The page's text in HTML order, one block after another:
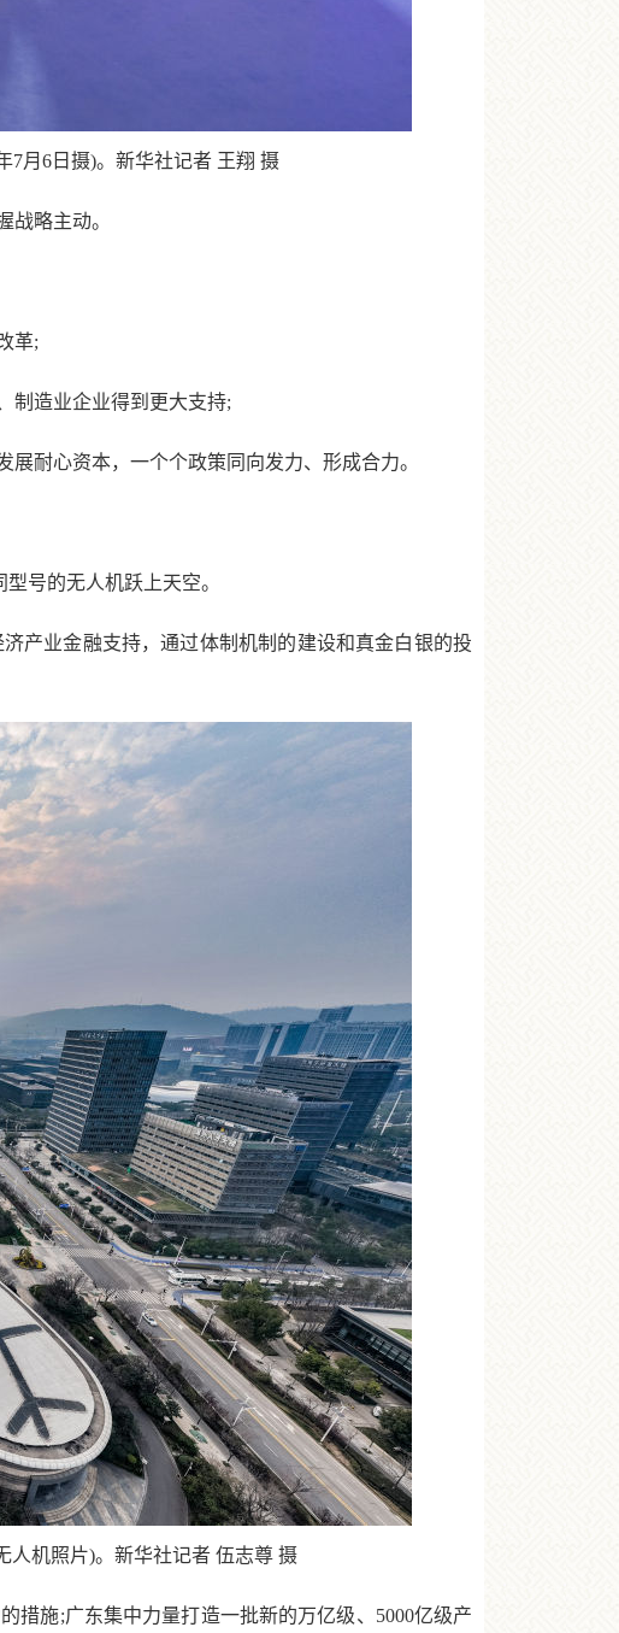
月6日摄)。新华社记者 王翔 摄
略主动。
革;
造业企业得到更大支持;
耐心资本，一个个政策同向发力、形成合力。
号的无人机跃上天空。
业金融支持，通过体制机制的建设和真金白银的投
机照片)。新华社记者 伍志尊 摄
施;广东集中力量打造一批新的万亿级、5000亿级产